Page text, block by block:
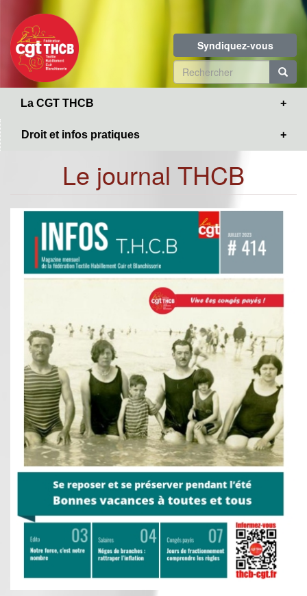
contenu
principal
Syndiquez-vous
Formulaire
de
La CGT THCB
Droit et infos pratiques
Le journal THCB